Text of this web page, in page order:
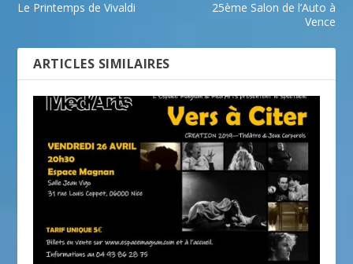
Le Printemps de Vivaldi
25ème Salon de l’Auto à
Vence
ARTICLES SIMILAIRES